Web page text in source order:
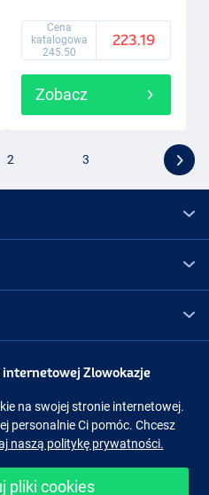
Cena
katalogowa
245.50
223.19
Zobacz
2 3
Instagram
Zlowokazje
na swojej stronie internetowej.
personalnie Ci pomóc. Chcesz
naszą politykę prywatności.
pliki cookies